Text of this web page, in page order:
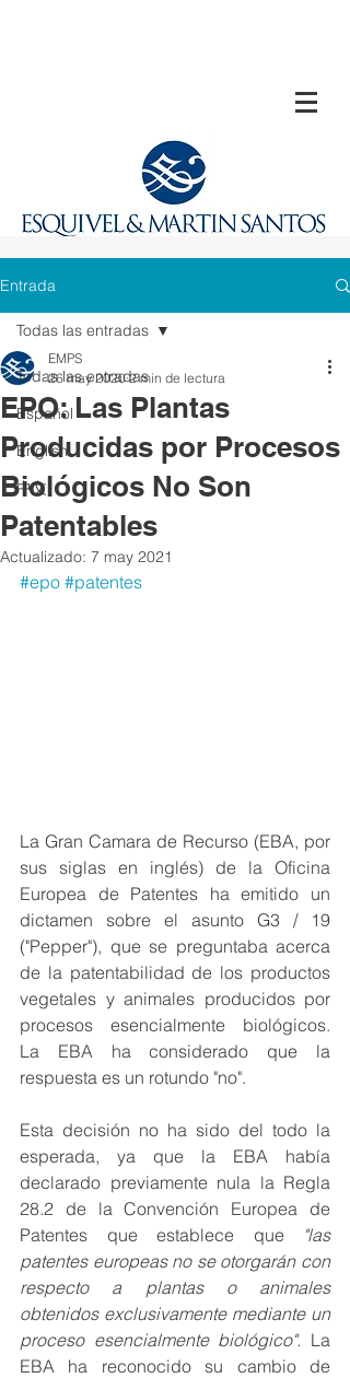
Entrada
Todas las entradas
Español
English
中文
Todas las entradas
EPO: Las Plantas
Producidas por Procesos
Biológicos No Son
Patentables
EMPS
26 may 2020 2 min de lectura
Actualizado: 7 may 2021
#epo #patentes
La Gran Camara de Recurso (EBA, por
sus siglas en inglés) de la Oficina
Europea de Patentes ha emitido un
dictamen sobre el asunto G3 / 19
("Pepper"), que se preguntaba acerca
de la patentabilidad de los productos
vegetales y animales producidos por
procesos esencialmente biológicos.
La EBA ha considerado que la
respuesta es un rotundo "no".
Esta decisión no ha sido del todo la
esperada, ya que la EBA había
declarado previamente nula la Regla
28.2 de la Convención Europea de
Patentes que establece que
"las
patentes europeas no se otorgarán con
respecto a plantas o animales
obtenidos exclusivamente mediante un
proceso esencialmente biológico". La
EBA ha reconocido su cambio de